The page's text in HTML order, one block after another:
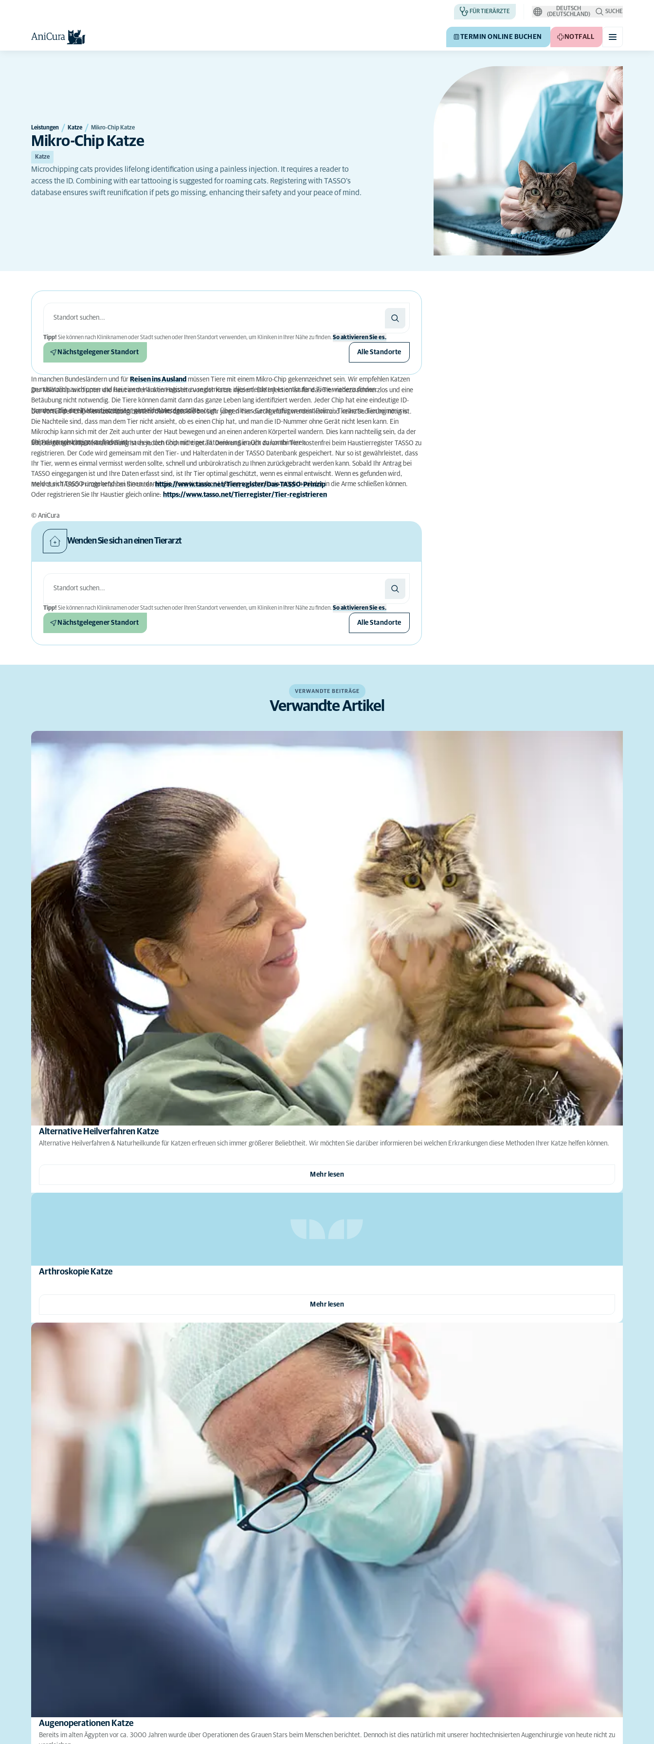
FÜR TIERÄRZTE
DEUTSCH
(DEUTSCHLAND)
SUCHE
TERMIN ONLINE BUCHEN NOTFALL
Leistungen Katze Mikro-Chip Katze
Mikro-Chip Katze
Katze
Microchipping cats provides lifelong identification using a painless injection. It requires a reader to
access the ID. Combining with ear tattooing is suggested for roaming cats. Registering with TASSO's
database ensures swift reunification if pets go missing, enhancing their safety and your peace of mind.
Tipp! Sie können nach Kliniknamen oder Stadt suchen oder Ihren Standort verwenden, um Kliniken in Ihrer Nähe zu finden. So aktivieren Sie es.
Nächstgelegener Standort Alle Standorte
In manchen Bundesländern und für Reisen ins Ausland müssen Tiere mit einem Mikro-Chip gekennzeichnet sein. Wir empfehlen Katzen
grundsätzlich zu chippen und bei einem Haustierregister zu registrieren, dies erleichtert es entlaufene Tiere wiederzufinden.
Der Mikrochip wird unter die Haut an der linken Halsseite von der Katze injiziert. Die Injektion ist für das Tier nahezu schmerzlos und eine
Betäubung nicht notwendig. Die Tiere können damit dann das ganze Leben lang identifiziert werden. Jeder Chip hat eine eindeutige ID-
Nummer, die an ein Haustierregister gemeldet werden sollte.
Um den Chip des Tieres auszulesen, wird ein Ablesegerät benötigt. Über dieses Gerät verfügen meist Polizei, Tierärzte, Tierheime usw.
Der Vorteil der Chip-Kennzeichnung besteht darin, dass sie bei sehr jungen Tier durchgeführt werden kann und keine Sedierung nötig ist.
Die Nachteile sind, dass man dem Tier nicht ansieht, ob es einen Chip hat, und man die ID-Nummer ohne Gerät nicht lesen kann. Ein
Mikrochip kann sich mit der Zeit auch unter der Haut bewegen und an einen anderen Körperteil wandern. Dies kann nachteilig sein, da der
Chip dann schwieriger zu finden ist.
Bei Freigängerkatzen kann es Sinn machen, den Chip mit einer Tätowierung im Ohr zu kombinieren.
Mit der reinen Chip-Kennzeichnung ist es jedoch noch nicht getan. Denken Sie auch daran Ihr Tier kostenfrei beim Haustierregister TASSO zu
registrieren. Der Code wird gemeinsam mit den Tier‐ und Halterdaten in der TASSO Datenbank gespeichert. Nur so ist gewährleistet, dass
Ihr Tier, wenn es einmal vermisst werden sollte, schnell und unbürokratisch zu Ihnen zurückgebracht werden kann. Sobald Ihr Antrag bei
TASSO eingegangen ist und Ihre Daten erfasst sind, ist Ihr Tier optimal geschützt, wenn es einmal entwischt. Wenn es gefunden wird,
meldet sich TASSO umgehend bei Ihnen, damit Sie Ihren tierischen Liebling so schnell wie möglich wieder in die Arme schließen können.
Mehr zum TASSO Prinzip erfahren Sie unter:https://www.tasso.net/Tierregister/Das-TASSO-Prinzip
Oder registrieren Sie Ihr Haustier gleich online: https://www.tasso.net/Tierregister/Tier-registrieren
© AniCura
Wenden Sie sich an einen Tierarzt
Tipp! Sie können nach Kliniknamen oder Stadt suchen oder Ihren Standort verwenden, um Kliniken in Ihrer Nähe zu finden. So aktivieren Sie es.
Nächstgelegener Standort Alle Standorte
VERWANDTE BEITRÄGE
Verwandte Artikel
Alternative Heilverfahren Katze
Alternative Heilverfahren & Naturheilkunde für Katzen erfreuen sich immer größerer Beliebtheit. Wir möchten Sie darüber informieren bei welchen Erkrankungen diese Methoden Ihrer Katze helfen können.
Mehr lesen
Arthroskopie Katze
Mehr lesen
Augenoperationen Katze
Bereits im alten Ägypten vor ca. 3000 Jahren wurde über Operationen des Grauen Stars beim Menschen berichtet. Dennoch ist dies natürlich mit unserer hochtechnisierten Augenchirurgie von heute nicht zu